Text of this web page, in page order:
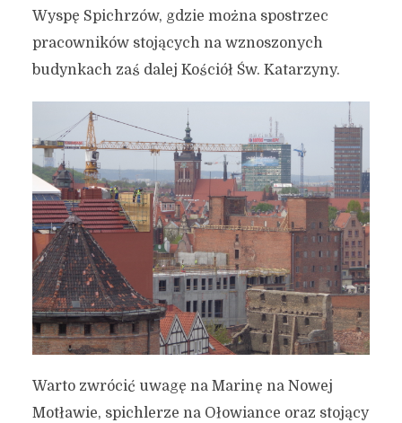
Wyspę Spichrzów, gdzie można spostrzec
pracowników stojących na wznoszonych
budynkach zaś dalej Kościół Św. Katarzyny.
Warto zwrócić uwagę na Marinę na Nowej
Motławie, spichlerze na Ołowiance oraz stojący